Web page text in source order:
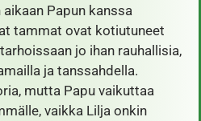
Papun kanssa
tammat ovat kotiutuneet
jo ihan rauhallisia,
ja tanssahdella.
mutta Papu vaikuttaa
vaikka Lilja onkin